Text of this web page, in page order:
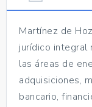
Martínez de
jurídico integral
las áreas de
adquisiciones,
bancario,